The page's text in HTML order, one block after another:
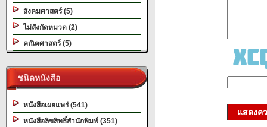
สังคมศาสตร์ (5)
ไม่สังกัดหมวด (2)
คณิตศาสตร์ (5)
ชนิดหนังสือ
หนังสือเผยแพร่ (541)
หนังสือลิขสิทธิ์สำนักพิมพ์ (351)
แสดงค